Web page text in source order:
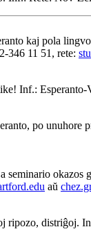
kaj pola
346 11 51, rete:
Inf.:
po unuhore
aŭ
ripozo, distriĝoj.